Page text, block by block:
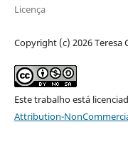
Licença
Copyright (c) 2026 Teresa
Este trabalho está
Attribution-